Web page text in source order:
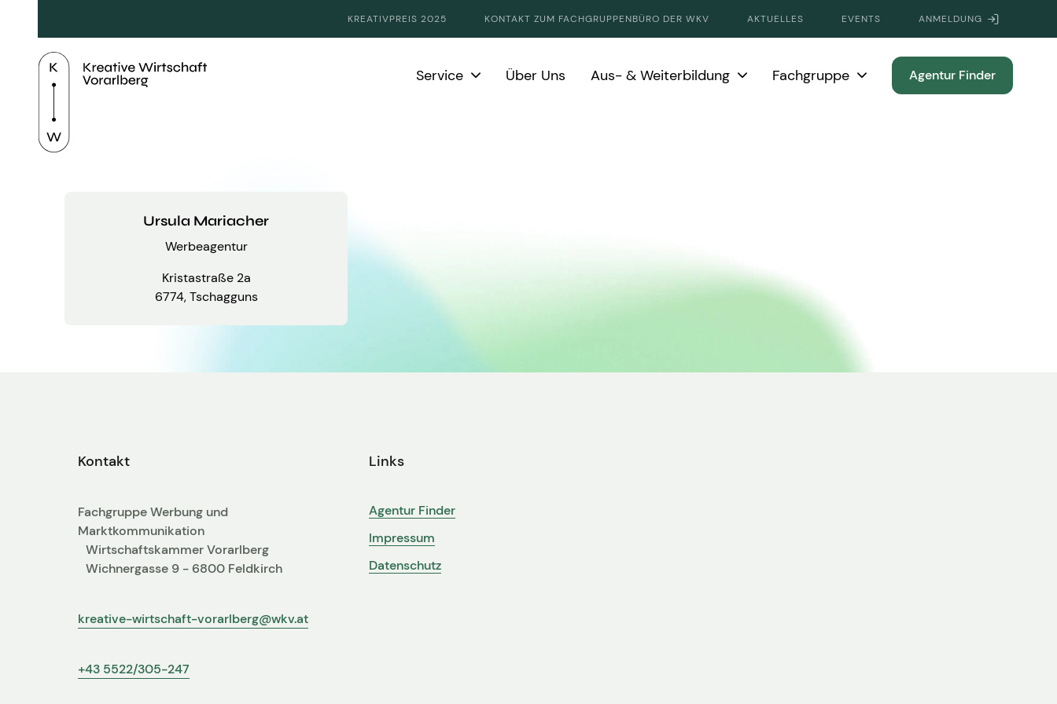
ANMELDUNG
KREATIVPREIS 2025 KONTAKT ZUM FACHGRUPPENBÜRO DER WKV AKTUELLES EVENTS
Service Über Uns Aus- & Weiterbildung Fachgruppe Agentur Finder
Ursula Mariacher
Werbeagentur
Kristastraße 2a
6774, Tschagguns
Kontakt
Fachgruppe Werbung und
Marktkommunikation
Wirtschaftskammer Vorarlberg
Wichnergasse 9 - 6800 Feldkirch
kreative-wirtschaft-vorarlberg@wkv.at
+43 5522/305-247
Links
Agentur Finder
Impressum
Datenschutz